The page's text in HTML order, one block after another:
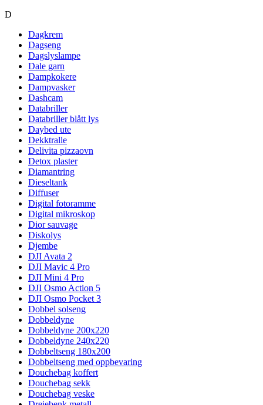
D
Dagkrem
Dagseng
Dagslyslampe
Dale garn
Dampkokere
Dampvasker
Dashcam
Databriller
Databriller blått lys
Daybed ute
Dekktralle
Delivita pizzaovn
Detox plaster
Diamantring
Dieseltank
Diffuser
Digital fotoramme
Digital mikroskop
Dior sauvage
Diskolys
Djembe
DJI Avata 2
DJI Mavic 4 Pro
DJI Mini 4 Pro
DJI Osmo Action 5
DJI Osmo Pocket 3
Dobbel solseng
Dobbeldyne
Dobbeldyne 200x220
Dobbeldyne 240x220
Dobbeltseng 180x200
Dobbeltseng med oppbevaring
Douchebag koffert
Douchebag sekk
Douchebag veske